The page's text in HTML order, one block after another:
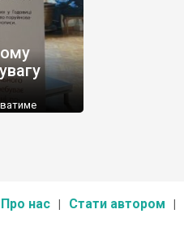
[…]
Про нас Стати автором